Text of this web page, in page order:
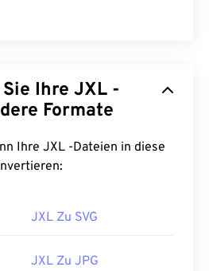
JXL -
Formate
in diese
JXL Zu SVG
JXL Zu JPG